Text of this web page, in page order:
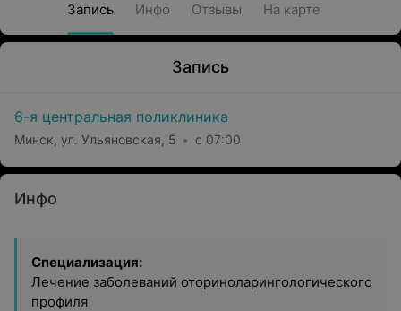
Запись Инфо Отзывы На карте
Запись
6-я центральная поликлиника
Минск, ул. Ульяновская, 5 с 07:00
Инфо
Специализация:
Лечение заболеваний оториноларингологического
профиля